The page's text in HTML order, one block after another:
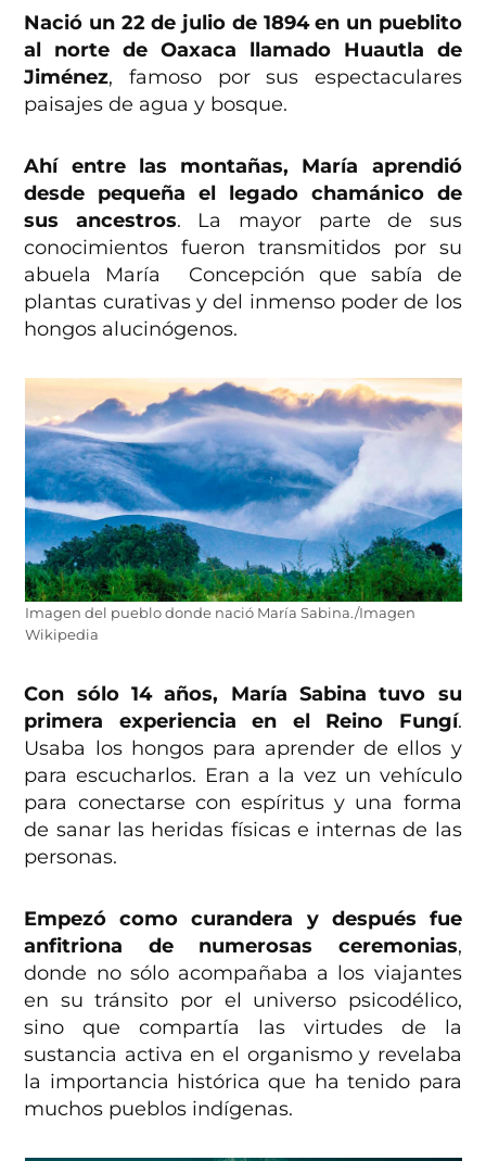
Nació un 22 de julio de 1894 en un pueblito
al norte de Oaxaca llamado Huautla de
Jiménez, famoso por sus espectaculares
paisajes de agua y bosque.
Ahí entre las montañas, María aprendió
desde pequeña el legado chamánico de
sus ancestros.
La mayor parte de sus
conocimientos fueron transmitidos por su
abuela María Concepción que sabía de
plantas curativas y del inmenso poder de los
hongos alucinógenos.
Imagen del pueblo donde nació María Sabina./Imagen
Wikipedia
Con sólo 14 años, María Sabina tuvo su
primera experiencia en el Reino Fungí.
Usaba los hongos para aprender de ellos y
para escucharlos. Eran a la vez un vehículo
para conectarse con espíritus y una forma
de sanar las heridas físicas e internas de las
personas.
Empezó como curandera y después fue
anfitriona de numerosas ceremonias,
donde no sólo acompañaba a los viajantes
en su tránsito por el universo psicodélico,
sino que compartía las virtudes de la
sustancia activa en el organismo y revelaba
la importancia histórica que ha tenido para
muchos pueblos indígenas.